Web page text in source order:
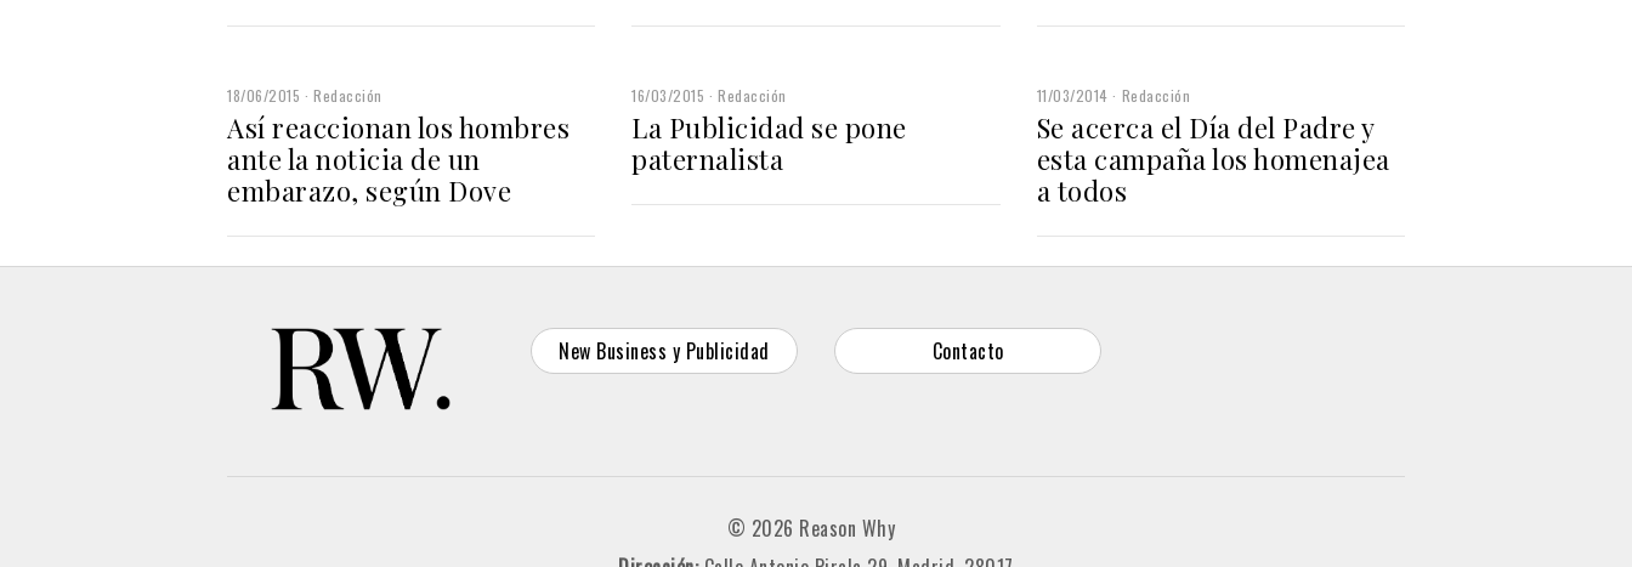
18/06/2015 Redacción
Así reaccionan los hombres
ante la noticia de un
embarazo, según Dove
16/03/2015 Redacción
La Publicidad se pone
paternalista
11/03/2014 Redacción
Se acerca el Día del Padre y
esta campaña los homenajea
a todos
New Business y Publicidad Contacto
© 2026 Reason Why